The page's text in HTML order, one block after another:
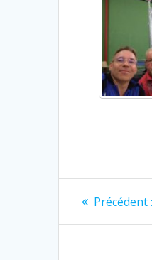
de
Précédent :